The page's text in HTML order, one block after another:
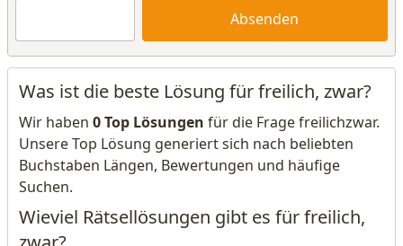
Absenden
Was ist die beste Lösung für freilich, zwar?
Wir haben 0 Top Lösungen für die Frage freilichzwar.
Unsere Top Lösung generiert sich nach beliebten
Buchstaben Längen, Bewertungen und häufige
Suchen.
Wieviel Rätsellösungen gibt es für freilich,